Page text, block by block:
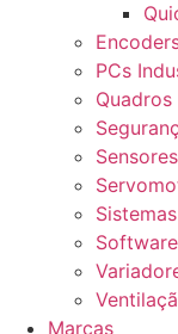
PCs
Sensores
Marcas